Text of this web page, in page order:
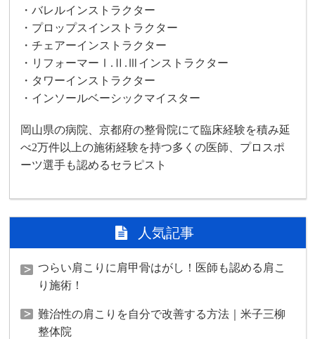
・バレルインストラクター
・プロップスインストラクター
・チェアーインストラクター
・リフォーマーⅠ.Ⅱ.Ⅲインストラクター
・タワーインストラクター
・インソールベーシックマイスター
岡山県の病院、京都府の整骨院にて臨床経験を積み延
べ2万件以上の施術経験を持つ多くの医師、プロスポ
ーツ選手も認めるセラピスト
人気記事
つらい肩こりに肩甲骨はがし！医師も認める肩こ
り施術！
難治性の肩こりを自分で改善する方法｜米子三柳
整体院